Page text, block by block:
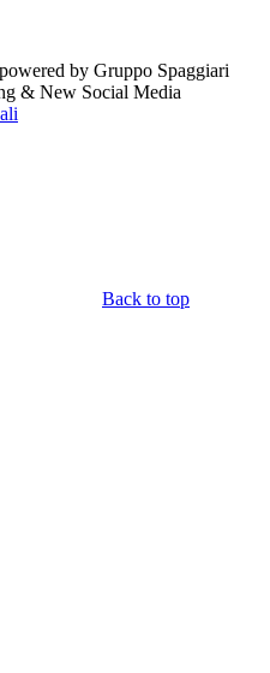
by Gruppo Spaggiari
& New Social Media
Back to top